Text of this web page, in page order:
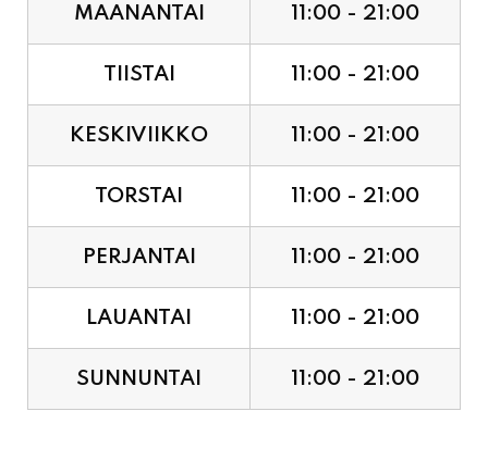
KESKIVIIKKO 11:00 - 21:00
TORSTAI 11:00 - 21:00
PERJANTAI 11:00 - 21:00
LAUANTAI 11:00 - 21:00
SUNNUNTAI 11:00 - 21:00